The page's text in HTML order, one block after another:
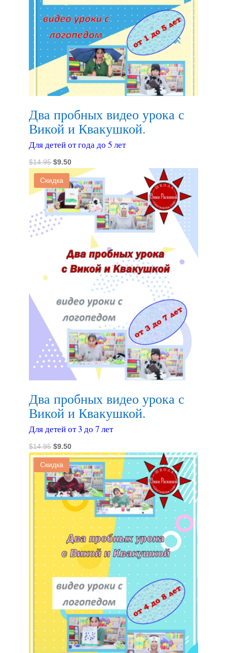
Два пробных видео урока с
Викой и Квакушкой.
Для детей от года до 5 лет
$14.95 Первоначальная
цена
составляла
$14.95.
$9.50Текущая
цена:
$9.50.
Скидка
Два пробных видео урока с
Викой и Квакушкой.
Для детей от 3 до 7 лет
$14.95 Первоначальная
цена
составляла
$14.95.
$9.50Текущая
цена:
$9.50.
Скидка